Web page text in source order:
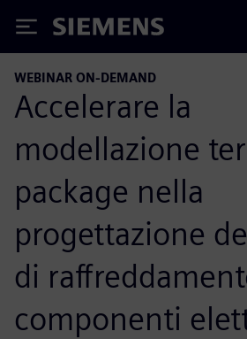
Siemens
WEBINAR ON-DEMAND
Accelerare la
modellazione
package nella
progettazione
di
componenti